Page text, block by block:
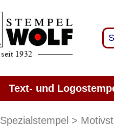
Text- und
Spezialstempel